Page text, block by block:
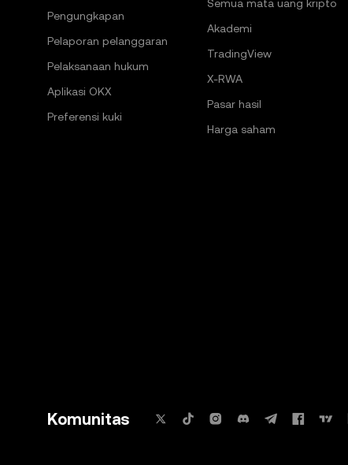
Pengungkapan
Pelaporan pelanggaran
Pelaksanaan hukum
Aplikasi OKX
Preferensi kuki
Semua mata uang kripto
Akademi
TradingView
X-RWA
Pasar hasil
Harga saham
Komunitas